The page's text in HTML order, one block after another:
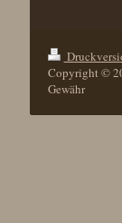
Copyright ©
Gewähr